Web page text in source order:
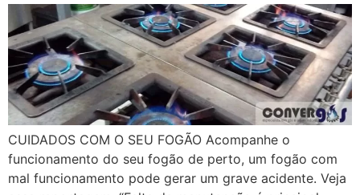
CUIDADOS COM O SEU FOGÃO Acompanhe o
funcionamento do seu fogão de perto, um fogão com
mal funcionamento pode gerar um grave acidente. Veja